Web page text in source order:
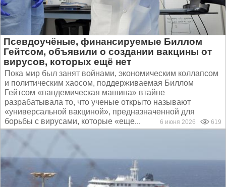
Псевдоучёные, финансируемые Биллом
Гейтсом, объявили о создании вакцины от
вирусов, которых ещё нет
Пока мир был занят войнами, экономическим коллапсом
и политическим хаосом, поддерживаемая Биллом
Гейтсом «пандемическая машина» втайне
разрабатывала то, что ученые открыто называют
«универсальной вакциной», предназначенной для
борьбы с вирусами, которые «еще...
6 июня 2026 619